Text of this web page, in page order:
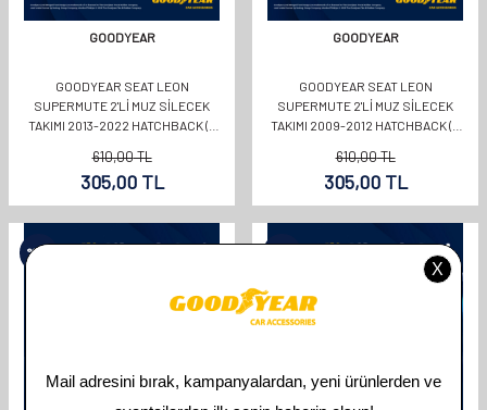
GOODYEAR
GOODYEAR SEAT LEON
SUPERMUTE 2'LI MUZ SILECEK
TAKIMI 2013-2022 HATCHBACK (5
610,00TL
305,00TL
GOODYEAR
GOODYEAR SEAT LEON
SUPERMUTE 2'LI MUZ SILECEK
TAKIMI 2009-2012 HATCHBACK (5
610,00TL
305,00TL
%50